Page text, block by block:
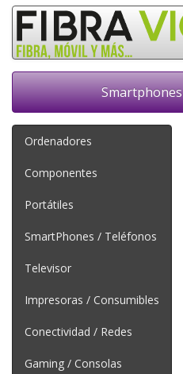
Smartphones
Ordenadores
Componentes
Portátiles
SmartPhones / Teléfonos
Televisor
Impresoras / Consumibles
Conectividad / Redes
Gaming / Consolas